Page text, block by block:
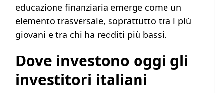
educazione finanziaria emerge come un
elemento trasversale, soprattutto tra i più
giovani e tra chi ha redditi più bassi.
Dove investono oggi gli
investitori italiani